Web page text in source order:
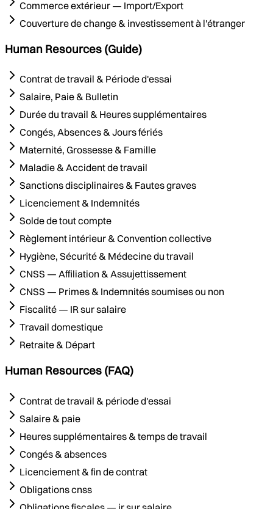
Commerce extérieur — Import/Export
Couverture de change & investissement à l'étranger
Human Resources (Guide)
Contrat de travail & Période d'essai
Salaire, Paie & Bulletin
Durée du travail & Heures supplémentaires
Congés, Absences & Jours fériés
Maternité, Grossesse & Famille
Maladie & Accident de travail
Sanctions disciplinaires & Fautes graves
Licenciement & Indemnités
Solde de tout compte
Règlement intérieur & Convention collective
Hygiène, Sécurité & Médecine du travail
CNSS — Affiliation & Assujettissement
CNSS — Primes & Indemnités soumises ou non
Fiscalité — IR sur salaire
Travail domestique
Retraite & Départ
Human Resources (FAQ)
Contrat de travail & période d'essai
Salaire & paie
Heures supplémentaires & temps de travail
Congés & absences
Licenciement & fin de contrat
Obligations cnss